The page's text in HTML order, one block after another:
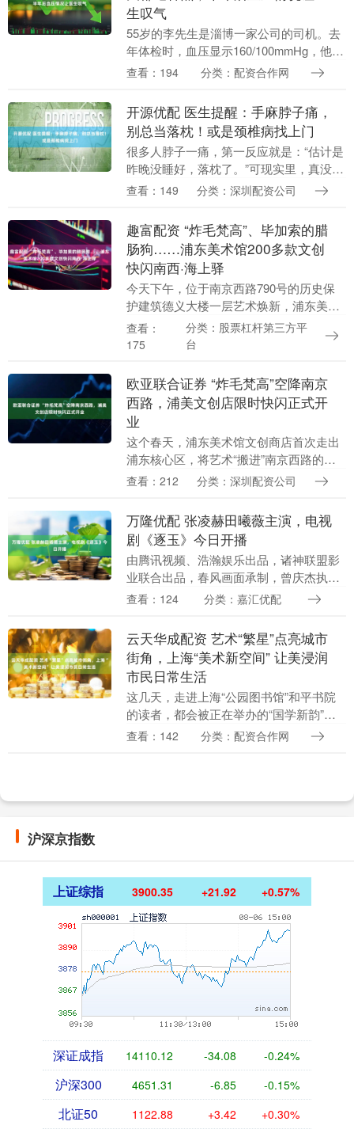
生叹气
55岁的李先生是淄博一家公司的司机。去
年体检时，血压显示160/100mmHg，他一
听医生说要吃药，心里就犯怵。 “吃药一
他....
查看：194 分类：配资合作网
开源优配 医生提醒：手麻脖子痛，
别总当落枕！或是颈椎病找上门
很多人脖子一痛，第一反应就是：“估计是
昨晚没睡好，落枕了。”可现实里，真没那
么简单。尤其是现在，低头看手机、久坐
越多。有些人....
查看：149 分类：深圳配资公司
趣富配资 “炸毛梵高”、毕加索的腊
肠狗……浦东美术馆200多款文创
快闪南西·海上驿
今天下午，位于南京西路790号的历史保
护建筑德义大楼一层艺术焕新，浦东美术
馆文创商店首次走出浦东核心区，以限时
快闪店的形式入驻南西·海上驿，带着200
查看：
175
分类：股票杠杆第三方平
台
欧亚联合证券 “炸毛梵高”空降南京
西路，浦美文创店限时快闪正式开
业
这个春天，浦东美术馆文创商店首次走出
浦东核心区，将艺术“搬进”南京西路的城
市街角。历经一个月的试运营，3月6日，
正式开业，....
查看：212 分类：深圳配资公司
万隆优配 张凌赫田曦薇主演，电视
剧《逐玉》今日开播
由腾讯视频、浩瀚娱乐出品，诸神联盟影
业联合出品，春风画面承制，曾庆杰执
导，邹越担任总编剧，金子、曾珍联合编
凯等主演的古装爱情....
查看：124 分类：嘉汇优配
云天华成配资 艺术“繁星”点亮城市
街角，上海“美术新空间” 让美浸润
市民日常生活
这几天，走进上海“公园图书馆”和平书院
的读者，都会被正在举办的“国学新韵”书
法主题展所吸引。低头读书，抬头看展，
查看：142 分类：配资合作网
沪深京指数
上证综指 3900.35 +21.92 +0.57%
深证成指 14110.12 -34.08 -0.24%
沪深300 4651.31 -6.85 -0.15%
北证50 1122.88 +3.42 +0.30%